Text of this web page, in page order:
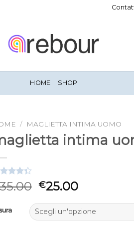
HOME SHOP
/ MAGLIETTA INTIMA UOMO
intima
su 5
€25.00